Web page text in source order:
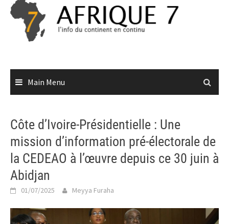
Skip
content
Main Menu
Côte d’Ivoire-Présidentielle : Une
mission d’information pré-électorale de
la CEDEAO à l’œuvre depuis ce 30 juin à
Abidjan
01/07/2025 Meyya Furaha